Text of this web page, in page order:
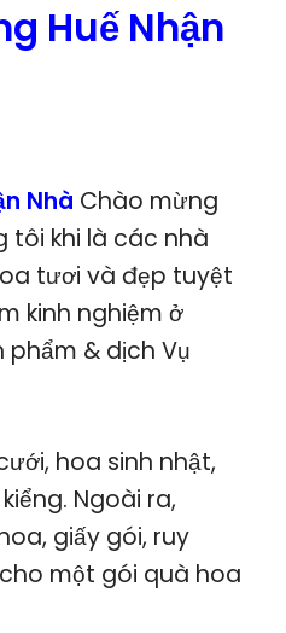
Huế Nhận
Nhà Chào mừng
tôi khi là các nhà
tươi và đẹp tuyệt
kinh nghiệm ở
& dịch Vụ
hoa sinh nhật,
Ngoài ra,
giấy gói, ruy
một gói quà hoa